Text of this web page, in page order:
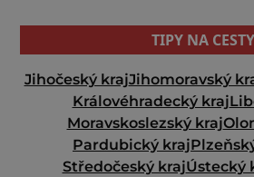
TIPY NA CESTY
Jihočeský krajJihomoravský
Královéhradecký kraj
Moravskoslezský kraj
Pardubický kraj
Středočeský krajÚstecký